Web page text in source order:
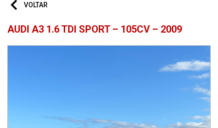
VOLTAR
AUDI A3 1.6 TDI SPORT – 105CV – 2009